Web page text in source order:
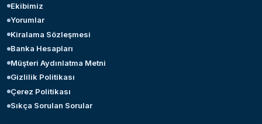
Ekibimiz
Yorumlar
Kiralama Sözleşmesi
Banka Hesapları
Müşteri Aydınlatma Metni
Gizlilik Politikası
Çerez Politikası
Sıkça Sorulan Sorular